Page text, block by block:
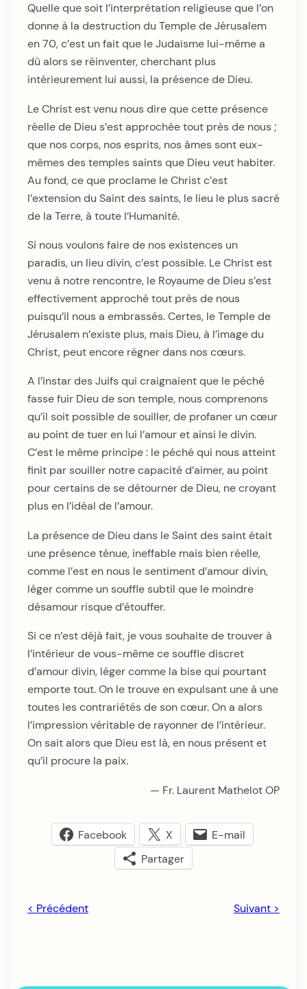
Quelle que soit l’interprétation religieuse que l’on
donne à la destruction du Temple de Jérusalem
en 70, c’est un fait que le Judaïsme lui-même a
dû alors se réinventer, cherchant plus
intérieurement lui aussi, la présence de Dieu.
Le Christ est venu nous dire que cette présence
réelle de Dieu s’est approchée tout près de nous ;
que nos corps, nos esprits, nos âmes sont eux-
mêmes des temples saints que Dieu veut habiter.
Au fond, ce que proclame le Christ c’est
l’extension du Saint des saints, le lieu le plus sacré
de la Terre, à toute l’Humanité.
Si nous voulons faire de nos existences un
paradis, un lieu divin, c’est possible. Le Christ est
venu à notre rencontre, le Royaume de Dieu s’est
effectivement approché tout près de nous
puisqu’il nous a embrassés. Certes, le Temple de
Jérusalem n’existe plus, mais Dieu, à l’image du
Christ, peut encore régner dans nos cœurs.
A l’instar des Juifs qui craignaient que le péché
fasse fuir Dieu de son temple, nous comprenons
qu’il soit possible de souiller, de profaner un cœur
au point de tuer en lui l’amour et ainsi le divin.
C’est le même principe : le péché qui nous atteint
finit par souiller notre capacité d’aimer, au point
pour certains de se détourner de Dieu, ne croyant
plus en l’idéal de l’amour.
La présence de Dieu dans le Saint des saint était
une présence ténue, ineffable mais bien réelle,
comme l’est en nous le sentiment d’amour divin,
léger comme un souffle subtil que le moindre
désamour risque d’étouffer.
Si ce n’est déjà fait, je vous souhaite de trouver à
l’intérieur de vous-même ce souffle discret
d’amour divin, léger comme la bise qui pourtant
emporte tout. On le trouve en expulsant une à une
toutes les contrariétés de son cœur. On a alors
l’impression véritable de rayonner de l’intérieur.
On sait alors que Dieu est là, en nous présent et
qu’il procure la paix.
— Fr. Laurent Mathelot OP
Facebook X
E-mail
Partager
< Précédent Suivant >